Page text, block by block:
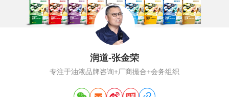
润道-张金荣
专注于油液品牌咨询+厂商撮合+会务组织